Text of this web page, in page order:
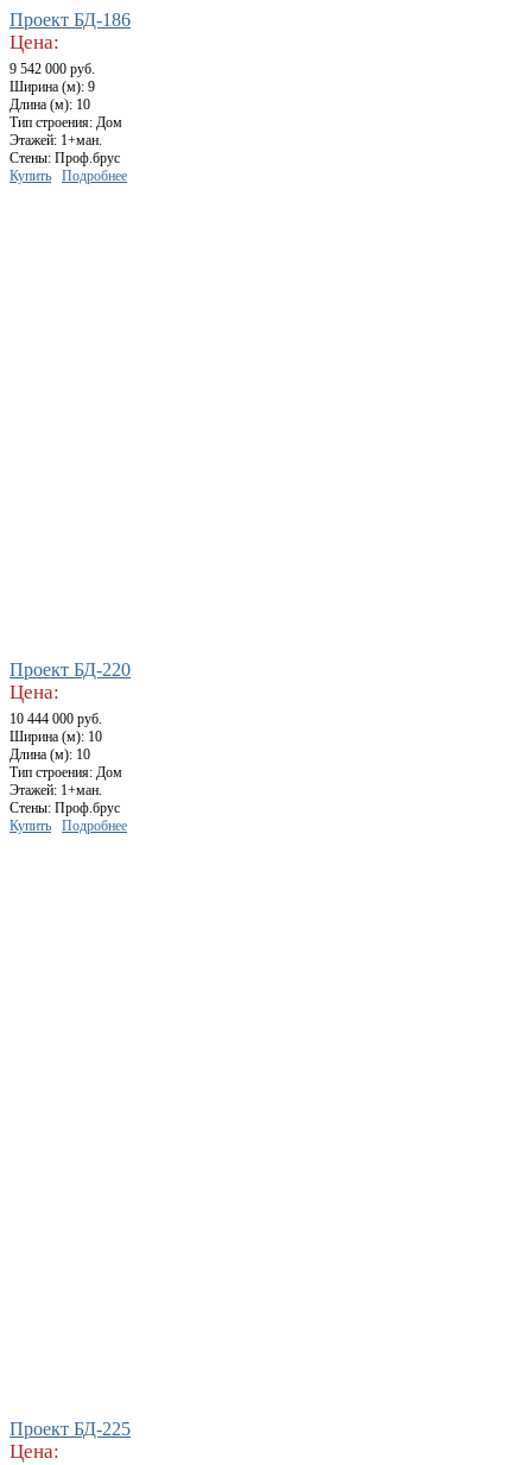
Проект БД-186
Цена:
9 542 000 руб.
Ширина (м): 9
Длина (м): 10
Тип строения: Дом
Этажей: 1+ман.
Стены: Проф.брус
Купить
Подробнее
Проект БД-220
Цена:
10 444 000 руб.
Ширина (м): 10
Длина (м): 10
Тип строения: Дом
Этажей: 1+ман.
Стены: Проф.брус
Купить
Подробнее
Проект БД-225
Цена: